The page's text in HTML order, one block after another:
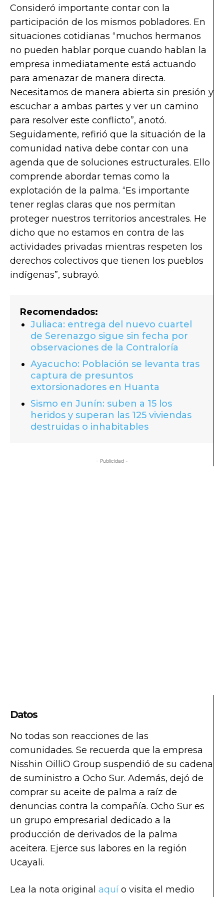
Consideró importante contar con la
participación de los mismos pobladores. En
situaciones cotidianas “muchos hermanos
no pueden hablar porque cuando hablan la
empresa inmediatamente está actuando
para amenazar de manera directa.
Necesitamos de manera abierta sin presión y
escuchar a ambas partes y ver un camino
para resolver este conflicto”, anotó.
Seguidamente, refirió que la situación de la
comunidad nativa debe contar con una
agenda que de soluciones estructurales. Ello
comprende abordar temas como la
explotación de la palma. “Es importante
tener reglas claras que nos permitan
proteger nuestros territorios ancestrales. He
dicho que no estamos en contra de las
actividades privadas mientras respeten los
derechos colectivos que tienen los pueblos
indígenas”, subrayó.
Recomendados:
Juliaca: entrega del nuevo cuartel
de Serenazgo sigue sin fecha por
observaciones de la Contraloría
Ayacucho: Población se levanta tras
captura de presuntos
extorsionadores en Huanta
Sismo en Junín: suben a 15 los
heridos y superan las 125 viviendas
destruidas o inhabitables
- Publicidad -
Datos
No todas son reacciones de las
comunidades. Se recuerda que la empresa
Nisshin OilliO Group suspendió de su cadena
de suministro a Ocho Sur. Además, dejó de
comprar su aceite de palma a raíz de
denuncias contra la compañía. Ocho Sur es
un grupo empresarial dedicado a la
producción de derivados de la palma
aceitera. Ejerce sus labores en la región
Ucayali.
Lea la nota original aquí o visita el medio